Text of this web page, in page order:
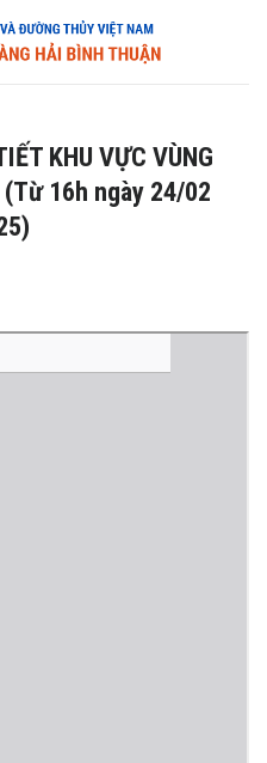
KHU VỰC VÙNG
(Từ 16h ngày 24/02